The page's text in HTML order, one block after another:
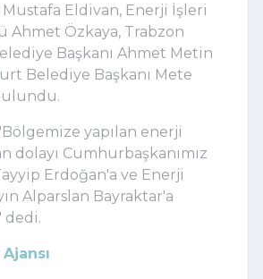
Eldivan, Enerji İşleri
Ahmet Özkaya, Trabzon
Başkanı Ahmet Metin
Belediye Başkanı Mete
yapılan enerji
dolayı Cumhurbaşkanımız
Erdoğan'a ve Enerji
Alparslan Bayraktar'a
dedi.